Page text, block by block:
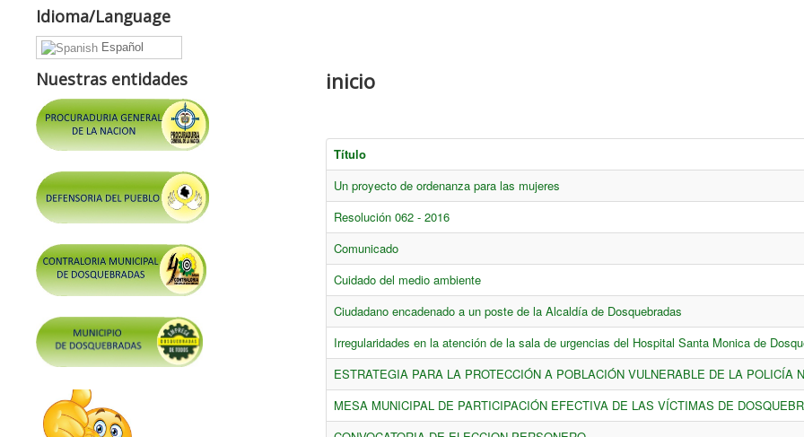
Idioma/Language
Español
Nuestras entidades inicio
Título
Un proyecto de ordenanza para las mujeres
Resolución 062 - 2016
Comunicado
Cuidado del medio ambiente
Ciudadano encadenado a un poste de la Alcaldía de Dosquebradas
Irregularidades en la atención de la sala de urgencias del Hospital Santa Monica de
ESTRATEGIA PARA LA PROTECCIÓN A POBLACIÓN VULNERABLE DE LA POLICÍA
MESA MUNICIPAL DE PARTICIPACIÓN EFECTIVA DE LAS VÍCTIMAS DE